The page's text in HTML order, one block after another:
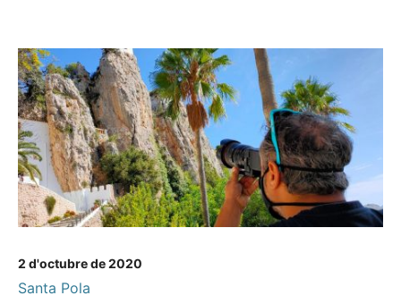
2 d'octubre de 2020
Santa Pola